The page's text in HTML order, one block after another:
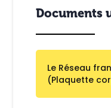
Documents
Le Réseau
(Plaquette